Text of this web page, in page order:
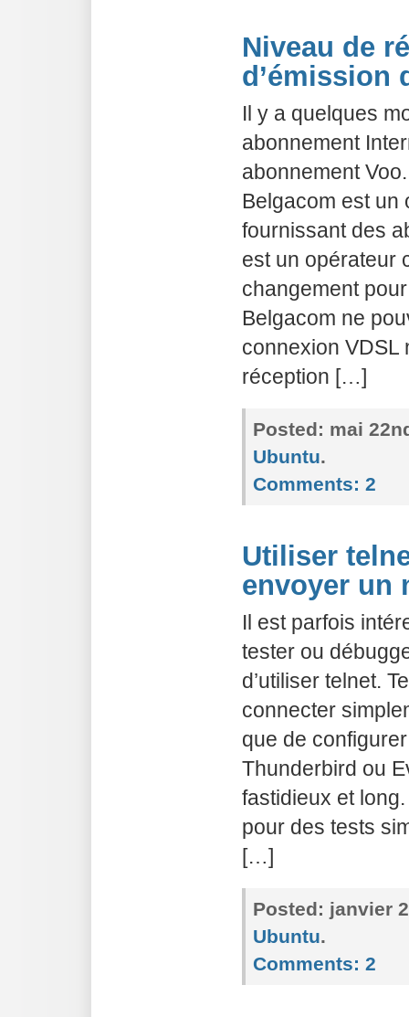
Niveau de
d’émission
Il y a quelques
abonnement
abonnement
Belgacom est un
fournissant des
est un opérateur
changement
Belgacom ne
connexion VDSL
réception […]
Posted: mai
Ubuntu.
Comments: 2
Utiliser
envoyer un
Il est parfois
tester ou
d’utiliser telnet.
connecter
que de
Thunderbird ou
fastidieux et
pour des tests
[…]
Posted: janvier
Ubuntu.
Comments: 2